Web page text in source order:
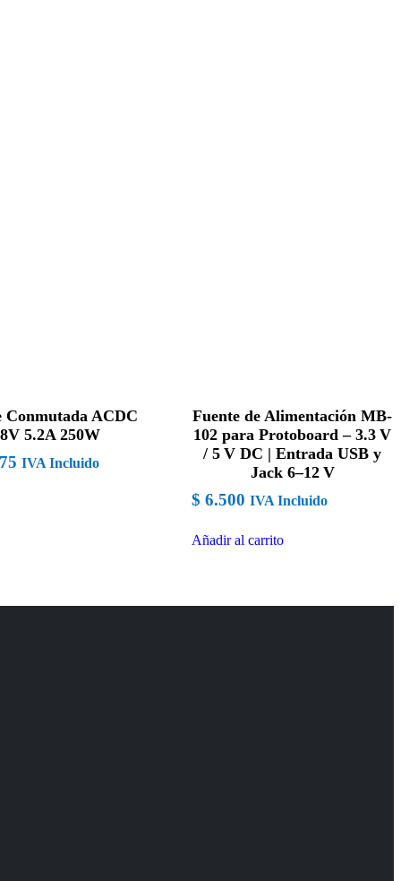
Conmutada ACDC
5.2A 250W
IVA Incluido
Fuente de Alimentación MB-
102 para Protoboard – 3.3 V
/ 5 V DC | Entrada USB y
Jack 6–12 V
$ 6.500 IVA Incluido
Añadir al carrito